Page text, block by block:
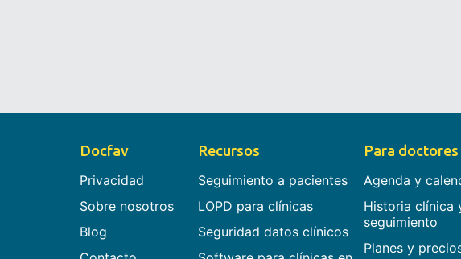
Docfav
Privacidad
Sobre nosotros
Blog
Recursos
Seguimiento a pacientes
LOPD para clínicas
Seguridad datos clínicos
Para doctores
Agenda y
Historia clínica
seguimiento
Planes y